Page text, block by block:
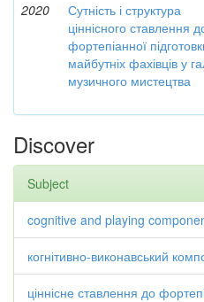
2020
Сутність і структура
ціннісного ставлення
фортепіанної
майбутніх фахівців у
музичного мистецтва
Discover
Subject
cognitive and playing
когнітивно-виконавський
ціннісне ставлення до